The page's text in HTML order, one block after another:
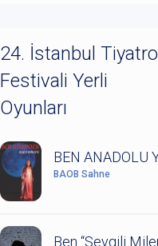
24. İstanbul Tiyatro
Festivali Yerli
Oyunları
BAOB Sahne